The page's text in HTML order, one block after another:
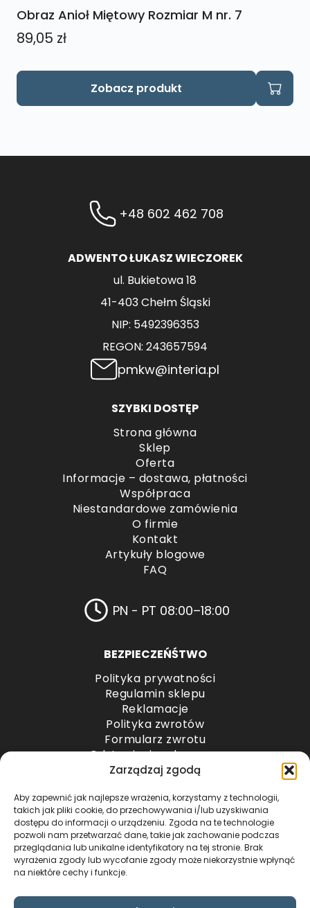
Zarządzaj zgodą
Aby zapewnić jak najlepsze wrażenia, korzystamy z technologii,
takich jak pliki cookie, do przechowywania i/lub uzyskiwania
dostępu do informacji o urządzeniu. Zgoda na te technologie
pozwoli nam przetwarzać dane, takie jak zachowanie podczas
przeglądania lub unikalne identyfikatory na tej stronie. Brak
wyrażenia zgody lub wycofanie zgody może niekorzystnie wpłynąć
na niektóre cechy i funkcje.
Obraz Anioł Miętowy Rozmiar M nr. 7
89,05 zł
Zobacz produkt
+48 602 462 708
ADWENTO ŁUKASZ WIECZOREK
ul. Bukietowa 18
41-403 Chełm Śląski
NIP: 5492396353
REGON: 243657594
pmkw@interia.pl
SZYBKI DOSTĘP
Strona główna
Sklep
Oferta
Informacje – dostawa, płatności
Współpraca
Niestandardowe zamówienia
O firmie
Kontakt
Artykuły blogowe
FAQ
PN - PT 08:00–18:00
BEZPIECZEŃŚTWO
Polityka prywatności
Regulamin sklepu
Reklamacje
Polityka zwrotów
Formularz zwrotu
Odstąpienie od umowy
Odstąpienie od umowy – przesyłki paletowe
METODY PŁATNOŚCI